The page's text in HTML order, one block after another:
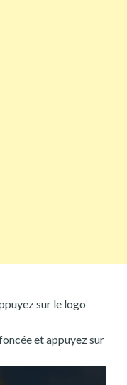
sur le logo
et appuyez sur